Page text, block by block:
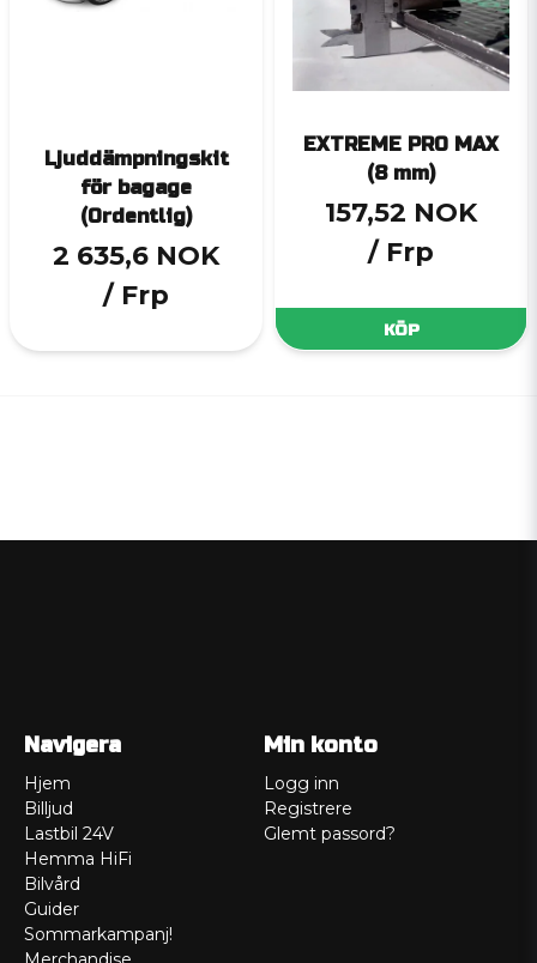
Ljuddämpningskit
för bagage
(Ordentlig)
2 635,6 NOK
/ Frp
EXTREME PRO MAX
(8 mm)
157,52 NOK
/ Frp
KÖP
Navigera
Hjem
Billjud
Lastbil 24V
Hemma HiFi
Bilvård
Guider
Sommarkampanj!
Min konto
Logg inn
Registrere
Glemt passord?